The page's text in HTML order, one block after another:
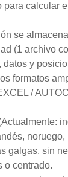
para calcular
se
(1 archivo
datos y
formatos
/
noruego,
galgas, sin
o centrado.